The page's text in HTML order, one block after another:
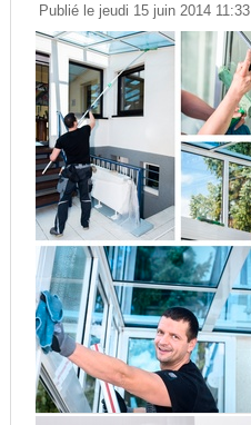
Publié le jeudi 15 juin 2014 11:33